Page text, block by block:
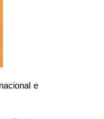
e